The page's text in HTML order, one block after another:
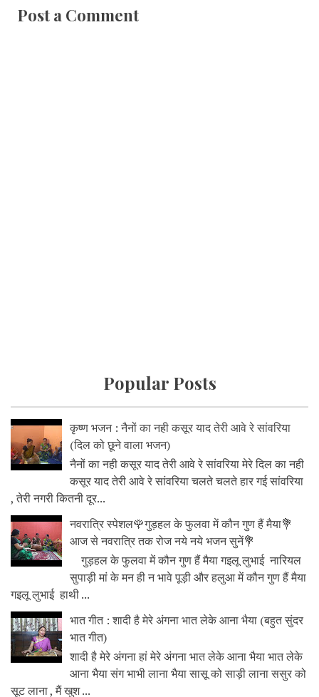
Post a Comment
Popular Posts
कृष्ण भजन : नैनों का नही कसूर याद तेरी आवे रे सांवरिया
(दिल को छूने वाला भजन)
नैनों का नही कसूर याद तेरी आवे रे सांवरिया मेरे दिल का नही
कसूर याद तेरी आवे रे सांवरिया चलते चलते हार गई सांवरिया
, तेरी नगरी कितनी दूर...
नवरात्रि स्पेशल🌹गुड़हल के फुलवा में कौन गुण हैं मैया💐
आज से नवरात्रि तक रोज नये नये भजन सुनें💐
गुड़हल के फुलवा में कौन गुण हैं मैया गइलू लुभाई नारियल
सुपाड़ी मां के मन ही न भावे पूड़ी और हलुआ में कौन गुण हैं मैया
गइलू लुभाई हाथी ...
भात गीत : शादी है मेरे अंगना भात लेके आना भैया (बहुत सुंदर
भात गीत)
शादी है मेरे अंगना हां मेरे अंगना भात लेके आना भैया भात लेके
आना भैया संग भाभी लाना भैया सासू को साड़ी लाना ससुर को
सूट लाना , मैं खुश ...